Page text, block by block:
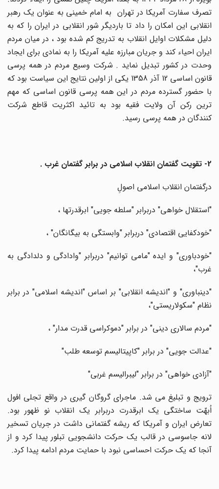
تصرف سفارت آمریکا در تهران به امام خمینی به عنوان یک رهبر
انقلابی این امکان را داد تا باردیگر شور انقلابی در ایران را که به
دلیل مشکلات اوایل انقلاب به تدریج کم شده بود ، در میان مردم
ایران احیاء کند و جریان مبارزه علیه آمریکا را به نمادی برای ایجاد
وحدت در کشور تبدیل نماید . شرکت وسیع مردم در همه پرسی
قانون اساسی 12 آذر 1358 یکی از اولین نتایج این سیاست بود که
با حضور گسترده مردم در این همه پرسی قانون اساسی که مهم
ترین رکن آن ولایت فقیه بود به تائید اکثریت قاطع شرکت
کنندگان در همه پرسی رسید.
درگفتمان انقلاب اسلامی اصولِ
"استقلال خواهی" دربرابر "سلطه جویی" ابرقدرتها ،
"خودکفایی اقتصادی" دربرابر "وابستگی به بیگانگان" ،
"خودباوری" و ایده "مامی توانیم" دربرابر "وادادگی و دلدادگی به
غرب"،
"دینباوری" و "اندیشه انقلابی" بر اساس "اندیشه اسلامی" در برابر
نظام "سکولاریستی"،
"مردم سالاری دینی" در برابر "دموکراسی قدرت مدار" ،
"عدالت جویی" در برابر "کاپیتالیسم توسعه طلب"
"آزادی خواهی" در برابر "لیبرالیسم غربی"
ترویج و تبلیغ می شد. ماجرای گروگان گیری در واقع تجلی افول
اُبهّت ساختگی یک ابرقدرت دربرابر یک انقلاب نو ظهور بود.
تعارض ایران و آمریکا که ریشه گفتمانی داشت در جریان تسخیر
لانه جاسوسی در قالب یک حرکت دانشجویی تبلور پیدا کرد و از
آنجا که یک حرکت احساسی نبود با حمایت مردم ادامه پیدا کرد.